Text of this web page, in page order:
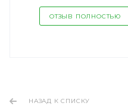
ОТЗЫВ ПОЛНОСТЬЮ
НАЗАД К СПИСКУ